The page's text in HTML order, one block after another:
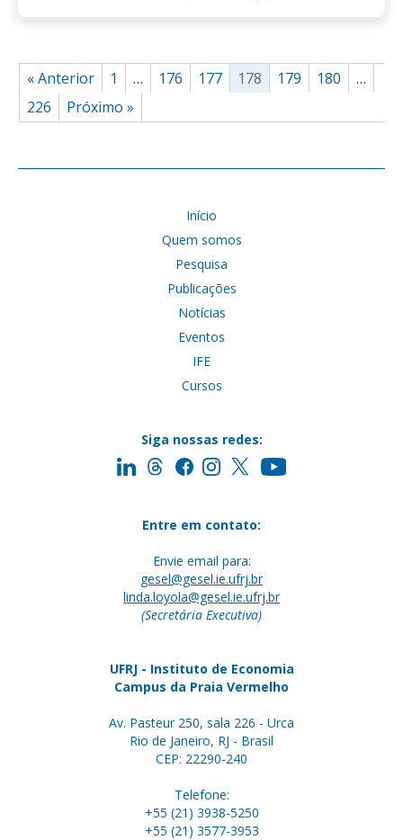
« Anterior 1 … 176 177 178 179 180
…
226
Próximo »
Início
Quem somos
Pesquisa
Publicações
Notícias
Eventos
IFE
Cursos
Siga nossas redes:
Entre em contato:
Envie email para:
gesel@gesel.ie.ufrj.br
linda.loyola@gesel.ie.ufrj.br
(Secretária Executiva)
UFRJ - Instituto de Economia
Campus da Praia Vermelho
Av. Pasteur 250, sala 226 - Urca
Rio de Janeiro, RJ - Brasil
CEP: 22290-240
Telefone:
+55 (21) 3938-5250
+55 (21) 3577-3953